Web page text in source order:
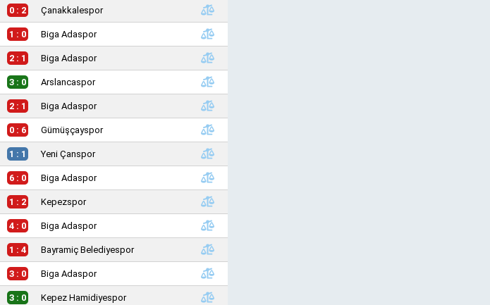
0 : 2 Çanakkalespor
1 : 0 Biga Adaspor
2 : 1 Biga Adaspor
3 : 0 Arslancaspor
2 : 1 Biga Adaspor
0 : 6 Gümüşçayspor
1 : 1 Yeni Çanspor
6 : 0 Biga Adaspor
1 : 2 Kepezspor
4 : 0 Biga Adaspor
1 : 4 Bayramiç Belediyespor
3 : 0 Biga Adaspor
3 : 0 Kepez Hamidiyespor